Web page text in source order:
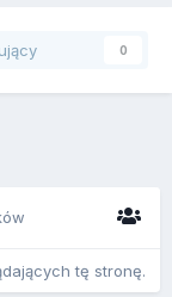
0
tę stronę.